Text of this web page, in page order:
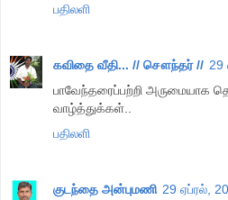
பதிலளி
கவிதை வீதி... // சௌந்தர் // 29
பாவேந்தரைப்பற்றி அருமையாக
வாழ்த்துக்கள்..
பதிலளி
குடந்தை அன்புமணி 29 ஏப்ரல்,